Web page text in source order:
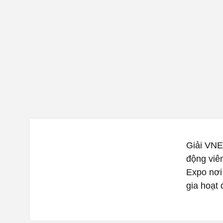
Giải
động
Expo
gia hoạt